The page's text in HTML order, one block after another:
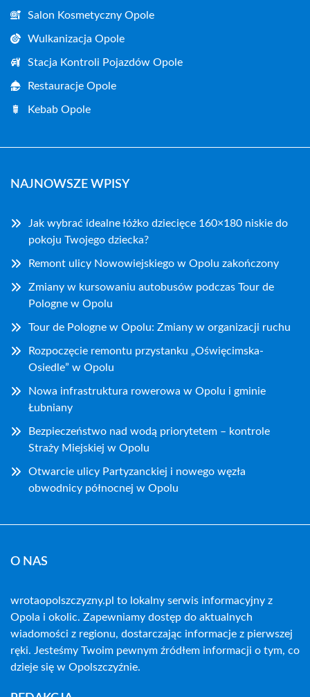
Salon Kosmetyczny Opole
Wulkanizacja Opole
Stacja Kontroli Pojazdów Opole
Restauracje Opole
Kebab Opole
NAJNOWSZE WPISY
Jak wybrać idealne łóżko dziecięce 160×180 niskie do
pokoju Twojego dziecka?
Remont ulicy Nowowiejskiego w Opolu zakończony
Zmiany w kursowaniu autobusów podczas Tour de
Pologne w Opolu
Tour de Pologne w Opolu: Zmiany w organizacji ruchu
Rozpoczęcie remontu przystanku „Oświęcimska-
Osiedle” w Opolu
Nowa infrastruktura rowerowa w Opolu i gminie
Łubniany
Bezpieczeństwo nad wodą priorytetem – kontrole
Straży Miejskiej w Opolu
Otwarcie ulicy Partyzanckiej i nowego węzła
obwodnicy północnej w Opolu
O NAS
wrotaopolszczyzny.pl to lokalny serwis informacyjny z
Opola i okolic. Zapewniamy dostęp do aktualnych
wiadomości z regionu, dostarczając informacje z pierwszej
ręki. Jesteśmy Twoim pewnym źródłem informacji o tym, co
dzieje się w Opolszczyźnie.